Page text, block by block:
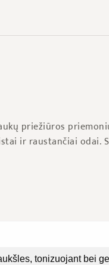
priežiūros
ir raustančiai odai.
tonizuojant bei